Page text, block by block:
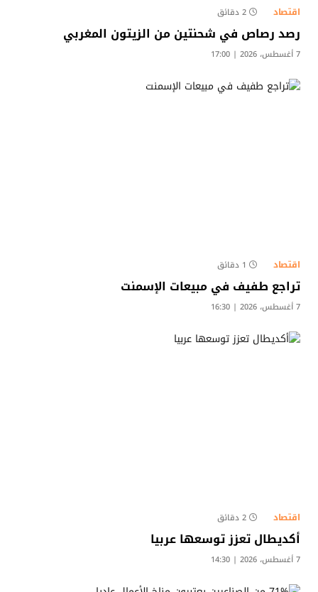
اقتصاد 2 دقائق
رصد رصاص في شحنتين من الزيتون المغربي
7 أغسطس، 2026 | 17:00
اقتصاد 1 دقائق
تراجع طفيف في مبيعات الإسمنت
7 أغسطس، 2026 | 16:30
اقتصاد 2 دقائق
أكديطال تعزز توسعها عربيا
7 أغسطس، 2026 | 14:30